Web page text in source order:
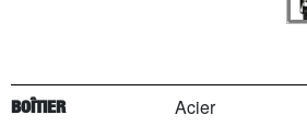
BOÎTIER Acier